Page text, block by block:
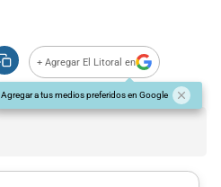
+ Agregar El Litoral en
Agregar a tus medios preferidos en Google